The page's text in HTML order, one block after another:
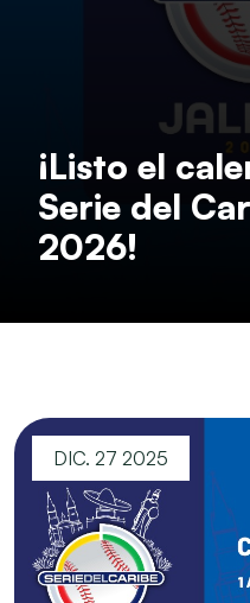
¡Listo el
Serie del
2026!
DIC. 27 2025